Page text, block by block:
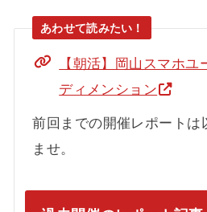
【朝活】岡山スマホ
ディメンション
前回までの開催レポートは
ませ。